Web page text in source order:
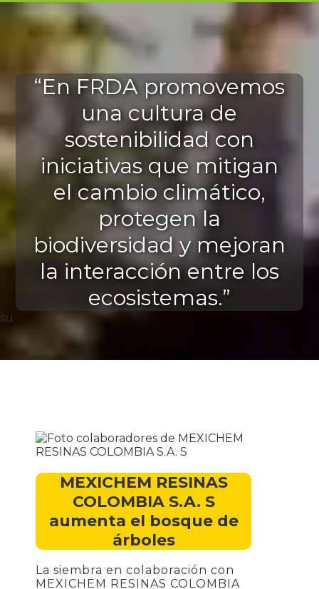
“En FRDA promovemos
una cultura de
sostenibilidad con
iniciativas que mitigan
el cambio climático,
protegen la
biodiversidad y mejoran
la interacción entre los
ecosistemas.”
su
MEXICHEM RESINAS
COLOMBIA S.A. S
aumenta el bosque de
árboles
La siembra en colaboración con
MEXICHEM RESINAS COLOMBIA